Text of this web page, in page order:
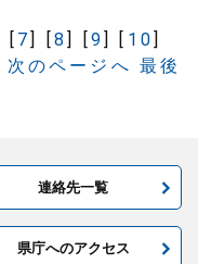
[ 7] [8] [9] [ 10]
次のページへ 最後
連絡先一覧
県庁へのアクセス